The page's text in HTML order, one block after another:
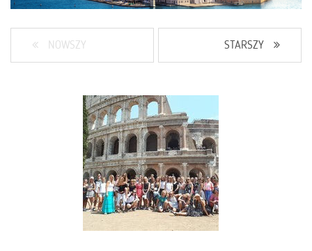
NOWSZY STARSZY